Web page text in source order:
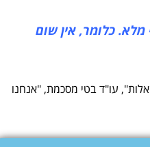
כלומר, אין שום
עו"ד בטי מסכמת, "אנחנו